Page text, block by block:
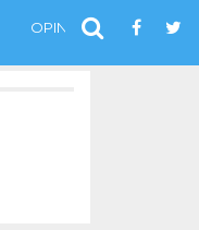
OPINIÓN